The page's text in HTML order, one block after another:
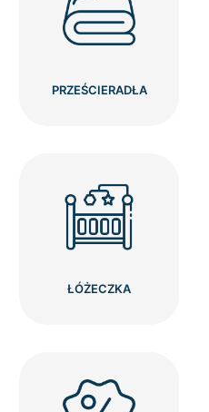
PRZEŚCIERADŁA
ŁÓŻECZKA